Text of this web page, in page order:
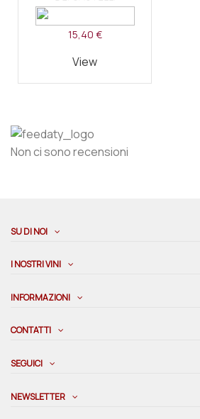
15,40 €
View
Non ci sono recensioni
SU DI NOI
I NOSTRI VINI
INFORMAZIONI
CONTATTI
SEGUICI
NEWSLETTER